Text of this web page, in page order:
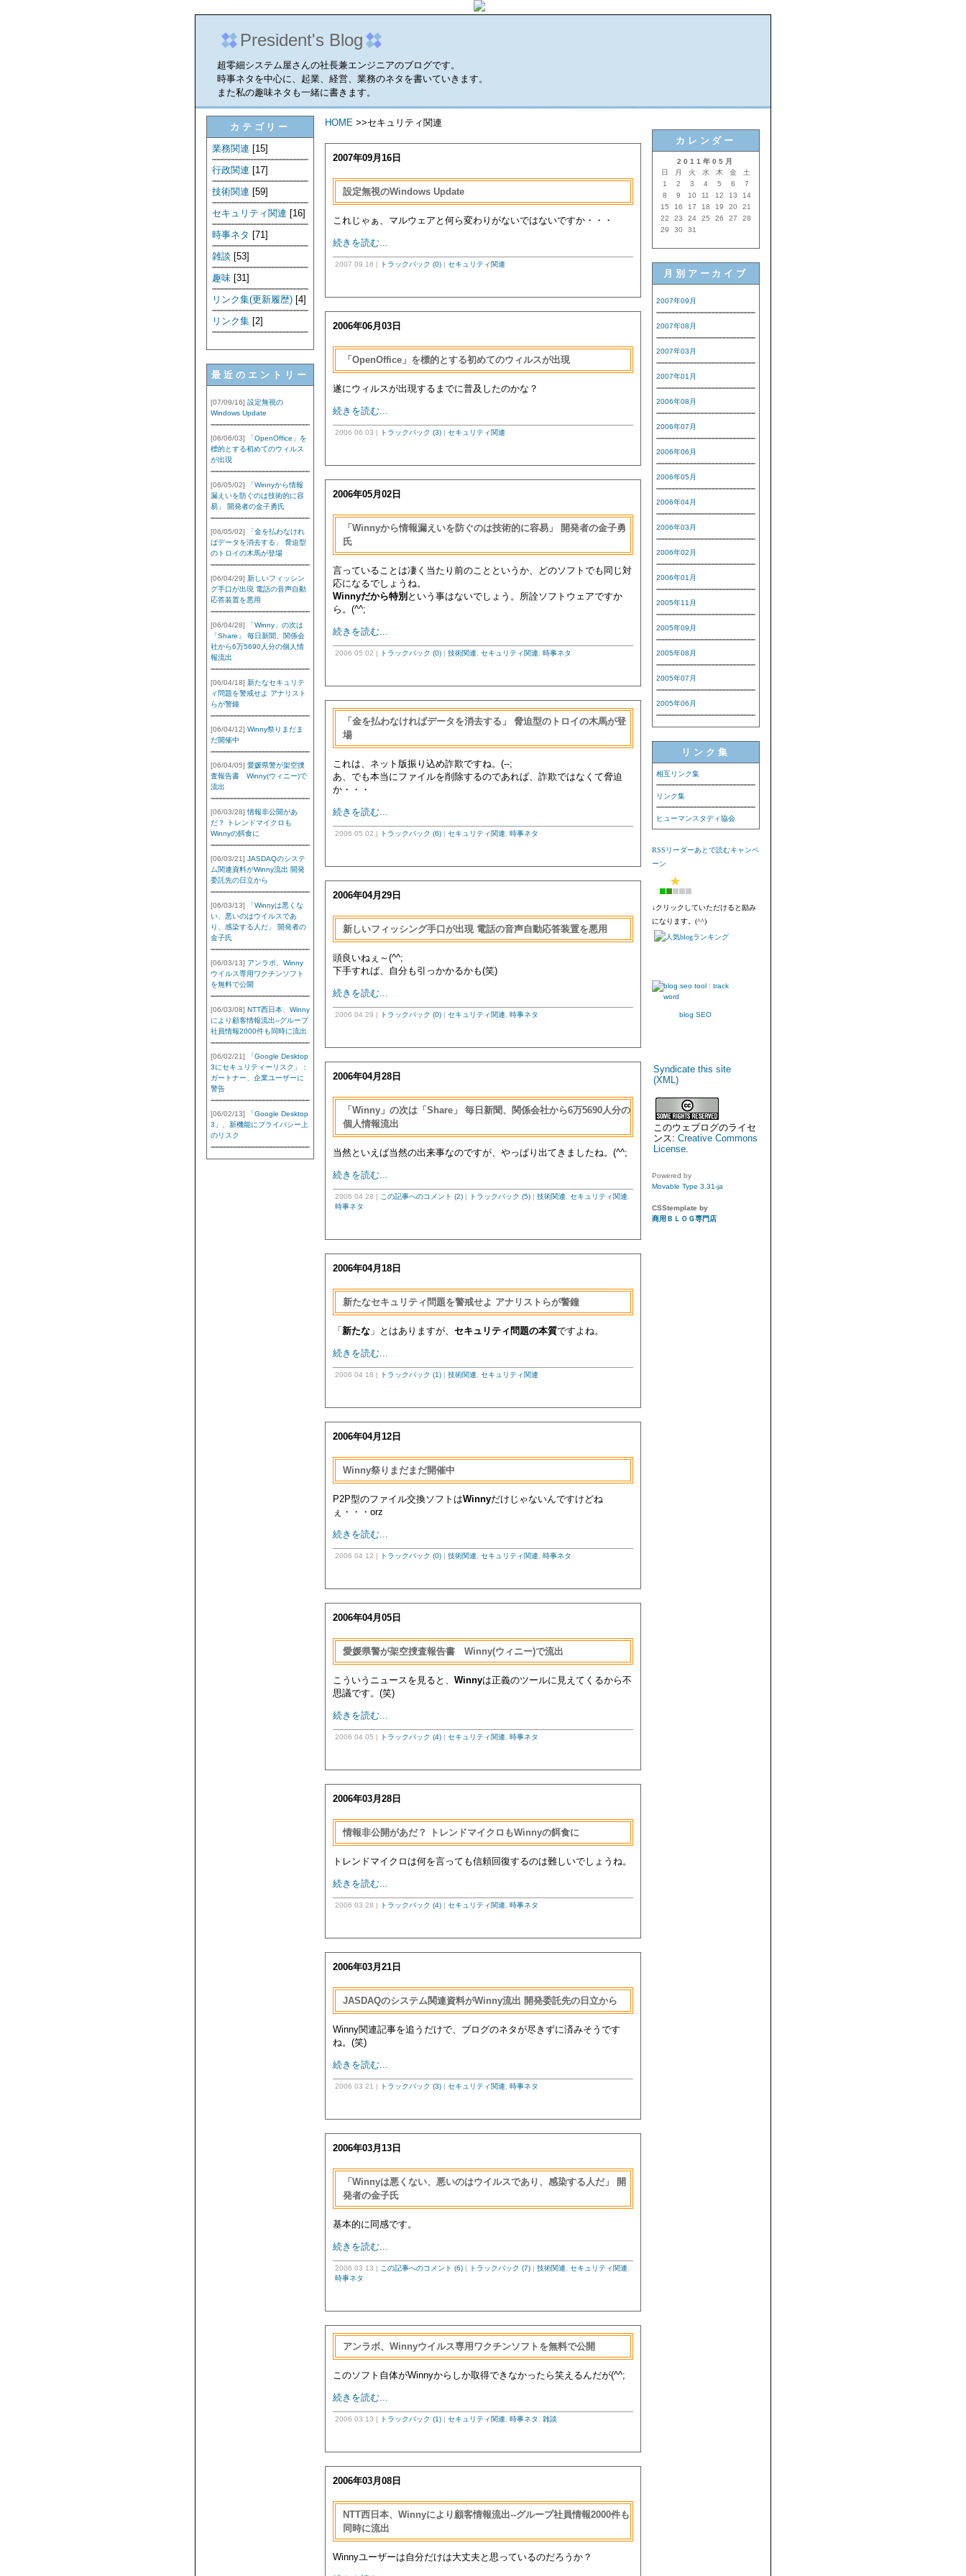
President's Blog
超零細システム屋さんの社長兼エンジニアのブログです。
時事ネタを中心に、起業、経営、業務のネタを書いていきます。
また私の趣味ネタも一緒に書きます。
カテゴリー
業務関連 [15]
行政関連 [17]
技術関連 [59]
セキュリティ関連 [16]
時事ネタ [71]
雑談 [53]
趣味 [31]
リンク集(更新履歴) [4]
リンク集 [2]
最近のエントリー
[07/09/16] 設定無視の
Windows Update
[06/06/03]
「OpenOffice」を
標的とする初めてのウィルス
が出現
[06/05/02]
「Winnyから情報
漏えいを防ぐのは技術的に容
易」 開発者の金子勇氏
[06/05/02]
「金を払わなけれ
ばデータを消去する」 脅迫型
のトロイの木馬が登場
[06/04/29] 新しいフィッシン
グ手口が出現 電話の音声自動
応答装置を悪用
[06/04/28]
「Winny」の次は
「Share」 毎日新聞、関係会
社から6万5690人分の個人情
報流出
[06/04/18] 新たなセキュリテ
ィ問題を警戒せよ アナリスト
らが警鐘
[06/04/12] Winny祭りまだま
だ開催中
[06/04/05] 愛媛県警が架空捜
査報告書 Winny(ウィニー)で
流出
[06/03/28] 情報非公開があ
だ？ トレンドマイクロも
Winnyの餌食に
[06/03/21] JASDAQのシステ
ム関連資料がWinny流出 開発
委託先の日立から
[06/03/13]
「Winnyは悪くな
い、悪いのはウイルスであ
り、感染する人だ」 開発者の
金子氏
[06/03/13] アンラボ、Winny
ウイルス専用ワクチンソフト
を無料で公開
[06/03/08] NTT西日本、Winny
により顧客情報流出--グループ
社員情報2000件も同時に流出
[06/02/21]
「Google Desktop
3にセキュリティーリスク」：
ガートナー、企業ユーザーに
警告
[06/02/13]
「Google Desktop
3」、新機能にプライバシー上
のリスク
HOME >>セキュリティ関連
2007年09月16日
設定無視のWindows Update
これじゃぁ、マルウェアと何ら変わりがないではないですか・・・
続きを読む...
2007 09 16 | トラックバック (0) | セキュリティ関連
2006年06月03日
「OpenOffice」を標的とする初めてのウィルスが出現
遂にウィルスが出現するまでに普及したのかな？
続きを読む...
2006 06 03 | トラックバック (3) | セキュリティ関連
2006年05月02日
「Winnyから情報漏えいを防ぐのは技術的に容易」 開発者の金子勇
氏
言っていることは凄く当たり前のことというか、どのソフトでも同じ対
応になるでしょうね。
Winnyだから特別 という事はないでしょう。所詮ソフトウェアですか
ら。(^^;
続きを読む...
2006 05 02 | トラックバック (0) | 技術関連 セキュリティ関連 時事ネタ
「金を払わなければデータを消去する」 脅迫型のトロイの木馬が登
場
これは、ネット版振り込め詐欺ですね。(--;
あ、でも本当にファイルを削除するのであれば、詐欺ではなくて脅迫
か・・・
続きを読む...
2006 05 02 | トラックバック (6) | セキュリティ関連 時事ネタ
2006年04月29日
新しいフィッシング手口が出現 電話の音声自動応答装置を悪用
頭良いねぇ～(^^;
下手すれば、自分も引っかかるかも(笑)
続きを読む...
2006 04 29 | トラックバック (0) | セキュリティ関連 時事ネタ
2006年04月28日
「Winny」の次は「Share」 毎日新聞、関係会社から6万5690人分の
個人情報流出
当然といえば当然の出来事なのですが、やっぱり出てきましたね。(^^;
続きを読む...
2006 04 28 | この記事へのコメント (2) | トラックバック (5) | 技術関連 セキュリティ関連
時事ネタ
2006年04月18日
新たなセキュリティ問題を警戒せよ アナリストらが警鐘
「 新たな 」とはありますが、 セキュリティ問題の本質ですよね。
続きを読む...
2006 04 18 | トラックバック (1) | 技術関連 セキュリティ関連
2006年04月12日
Winny祭りまだまだ開催中
P2P型のファイル交換ソフトはWinnyだけじゃないんですけどね
ぇ・・・orz
続きを読む...
2006 04 12 | トラックバック (0) | 技術関連 セキュリティ関連 時事ネタ
2006年04月05日
愛媛県警が架空捜査報告書 Winny(ウィニー)で流出
こういうニュースを見ると、 Winnyは正義のツールに見えてくるから不
思議です。(笑)
続きを読む...
2006 04 05 | トラックバック (4) | セキュリティ関連 時事ネタ
2006年03月28日
情報非公開があだ？ トレンドマイクロもWinnyの餌食に
トレンドマイクロは何を言っても信頼回復するのは難しいでしょうね。
続きを読む...
2006 03 28 | トラックバック (4) | セキュリティ関連 時事ネタ
2006年03月21日
JASDAQのシステム関連資料がWinny流出 開発委託先の日立から
Winny関連記事を追うだけで、ブログのネタが尽きずに済みそうです
ね。(笑)
続きを読む...
2006 03 21 | トラックバック (3) | セキュリティ関連 時事ネタ
2006年03月13日
「Winnyは悪くない、悪いのはウイルスであり、感染する人だ」 開
発者の金子氏
基本的に同感です。
続きを読む...
2006 03 13 | この記事へのコメント (6) | トラックバック (7) | 技術関連 セキュリティ関連
時事ネタ
アンラボ、Winnyウイルス専用ワクチンソフトを無料で公開
このソフト自体がWinnyからしか取得できなかったら笑えるんだが(^^;
続きを読む...
2006 03 13 | トラックバック (1) | セキュリティ関連 時事ネタ 雑談
2006年03月08日
NTT西日本、Winnyにより顧客情報流出--グループ社員情報2000件も
同時に流出
Winnyユーザーは自分だけは大丈夫と思っているのだろうか？
カレンダー
2011年05月
日
月 火 水 木 金
土
1
2 3 4 5 6
7
8
9 10 11 12 13
14
15
16 17 18 19 20
21
22
23 24 25 26 27
28
29
30 31
月別アーカイブ
2007年09月
2007年08月
2007年03月
2007年01月
2006年08月
2006年07月
2006年06月
2006年05月
2006年04月
2006年03月
2006年02月
2006年01月
2005年11月
2005年09月
2005年08月
2005年07月
2005年06月
リンク集
相互リンク集
リンク集
ヒューマンスタディ協会
RSSリーダーあとで読むキャンペ
ーン
↓クリックしていただけると励み
になります。(^^)
blog SEO
Syndicate this site
(XML)
このウェブログのライセ
ンス: Creative Commons
License.
Powered by
Movable Type 3.31-ja
CSStemplate by
商用ＢＬＯＧ専門店